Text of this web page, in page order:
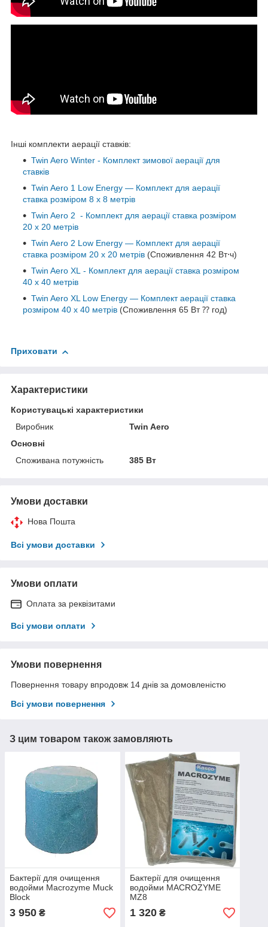
Інші комплекти аерації ставків:
Twin Aero Winter - Комплект зимової аерації для
ставків
Twin Aero 1 Low Energy — Комплект для аерації
ставка розміром 8 х 8 метрів
Twin Aero 2 - Комплект для аерації ставка розміром
20 х 20 метрів
Twin Aero 2 Low Energy — Комплект для аерації
ставка розміром 20 х 20 метрів (Споживлення 42 Вт⋅ч)
Twin Aero XL - Комплект для аерації ставка розміром
40 х 40 метрів
Twin Aero XL Low Energy — Комплект аерації ставка
розміром 40 х 40 метрів (Споживлення 65 Вт ⁇ год)
Приховати
Характеристики
Користувацькі характеристики
Виробник
Twin Aero
Основні
Споживана потужність
385 Вт
Умови доставки
Нова Пошта
Всі умови доставки
Умови оплати
Оплата за реквізитами
Всі умови оплати
Умови повернення
Повернення товару впродовж 14 днів за домовленістю
Всі умови повернення
З цим товаром також замовляють
Бактерії для очищення
водойми Macrozyme Muck
Block
3 950 ₴
Бактерії для очищення
водойми MACROZYME
MZ8
1 320₴